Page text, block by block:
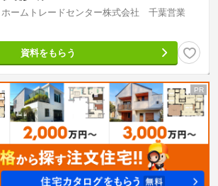
ームトレードセンター株式会社 千葉営業
資料をもらう